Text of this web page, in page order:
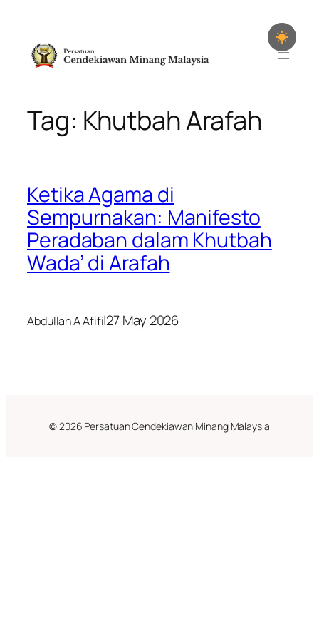
content
Tag: Khutbah Arafah
Ketika Agama di
Sempurnakan: Manifesto
Peradaban dalam Khutbah
Wada’ di Arafah
Abdullah A Afifi|27 May 2026
© 2026 Persatuan Cendekiawan Minang Malaysia